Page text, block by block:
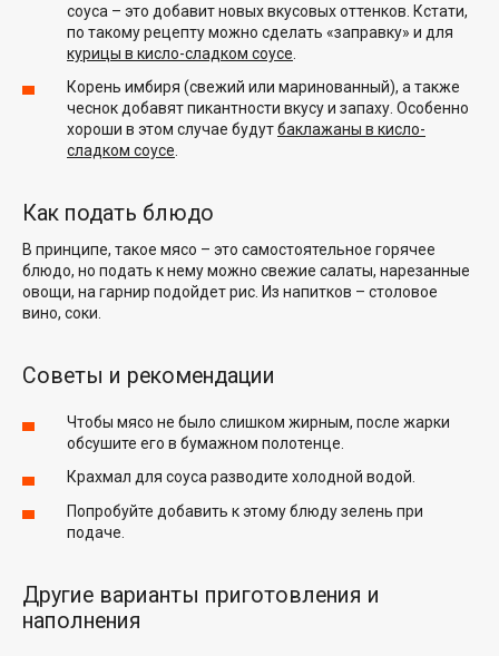
соуса – это добавит новых вкусовых оттенков. Кстати,
по такому рецепту можно сделать «заправку» и для
курицы в кисло-сладком соусе
Корень имбиря (свежий или маринованный), а также
чеснок добавят пикантности вкусу и запаху. Особенно
хороши в этом случае будутбаклажаны в кисло-
сладком соусе
Как подать блюдо
В принципе, такое мясо – это самостоятельное горячее
блюдо, но подать к нему можно свежие салаты, нарезанные
овощи, на гарнир подойдет рис. Из напитков – столовое
вино, соки.
Советы и рекомендации
Чтобы мясо не было слишком жирным, после жарки
обсушите его в бумажном полотенце.
Крахмал для соуса разводите холодной водой.
Попробуйте добавить к этому блюду зелень при
подаче.
Другие варианты приготовления и
наполнения